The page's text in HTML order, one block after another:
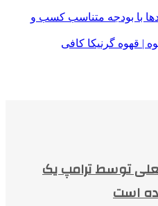
با بودجه متناسب کسب و
| قهوه گرنیکا کافی
جعلی توسط ترامپ یک
است